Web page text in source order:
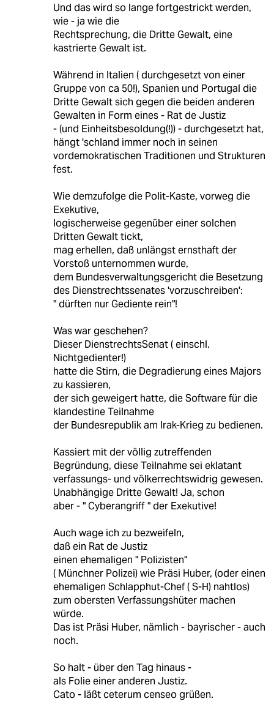
Und das wird so lange fortgestrickt werden,
wie - ja wie die
Rechtsprechung, die Dritte Gewalt, eine
kastrierte Gewalt ist.
Während in Italien ( durchgesetzt von einer
Gruppe von ca 50!), Spanien und Portugal die
Dritte Gewalt sich gegen die beiden anderen
Gewalten in Form eines - Rat de Justiz
- (und Einheitsbesoldung(!)) - durchgesetzt hat,
hängt 'schland immer noch in seinen
vordemokratischen Traditionen und Strukturen
fest.
Wie demzufolge die Polit-Kaste, vorweg die
Exekutive,
logischerweise gegenüber einer solchen
Dritten Gewalt tickt,
mag erhellen, daß unlängst ernsthaft der
Vorstoß unternommen wurde,
dem Bundesverwaltungsgericht die Besetzung
des Dienstrechtssenates 'vorzuschreiben':
" dürften nur Gediente rein"!
Was war geschehen?
Dieser DienstrechtsSenat ( einschl.
Nichtgedienter!)
hatte die Stirn, die Degradierung eines Majors
zu kassieren,
der sich geweigert hatte, die Software für die
klandestine Teilnahme
der Bundesrepublik am Irak-Krieg zu bedienen.
Kassiert mit der völlig zutreffenden
Begründung, diese Teilnahme sei eklatant
verfassungs- und völkerrechtswidrig gewesen.
Unabhängige Dritte Gewalt! Ja, schon
aber - " Cyberangriff " der Exekutive!
Auch wage ich zu bezweifeln,
daß ein Rat de Justiz
einen ehemaligen " Polizisten"
( Münchner Polizei) wie Präsi Huber, (oder einen
ehemaligen Schlapphut-Chef ( S-H) nahtlos)
zum obersten Verfassungshüter machen
würde.
Das ist Präsi Huber, nämlich - bayrischer - auch
noch.
So halt - über den Tag hinaus -
als Folie einer anderen Justiz.
Cato - läßt ceterum censeo grüßen.